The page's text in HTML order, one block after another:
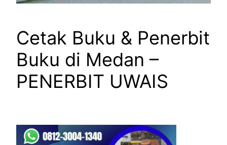
Cetak Buku & Penerbit
Buku di Medan –
PENERBIT UWAIS